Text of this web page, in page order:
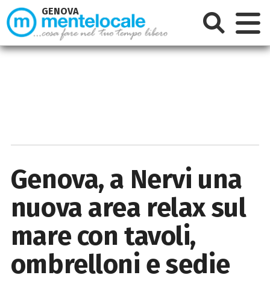
Genova, a Nervi una
nuova area relax sul
mare con tavoli,
ombrelloni e sedie
GENOVA